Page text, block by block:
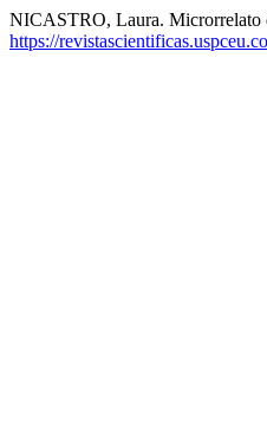
NICASTRO, Laura. Microrrelato
https://